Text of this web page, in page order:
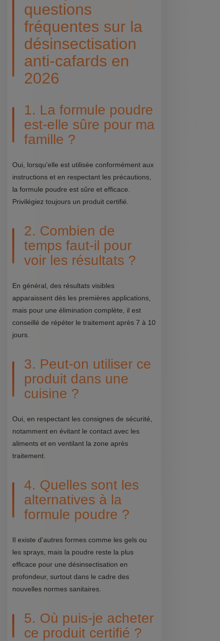
questions
fréquentes sur la
désinsectisation
anti-cafards en
2026
1. La formule poudre
est-elle sûre pour ma
famille ?
Oui, lorsqu'elle est utilisée conformément aux
instructions et en respectant les précautions,
la formule poudre est sûre et efficace.
Privilégiez toujours un produit certifié.
2. Combien de
temps faut-il pour
voir les résultats ?
En général, des résultats visibles
apparaissent dès les premières applications,
mais pour une élimination complète, il est
conseillé de répéter le traitement après 7 à 10
jours.
3. Peut-on utiliser ce
produit dans une
cuisine ?
Oui, en respectant les consignes de sécurité,
notamment en évitant le contact avec les
aliments et en ventilant la zone après
traitement.
4. Quelles sont les
alternatives à la
formule poudre ?
Il existe d'autres formes comme les gels ou
les sprays, mais la poudre reste la plus
efficace pour une désinsectisation en
profondeur, surtout dans le cadre des
nouvelles normes sanitaires.
5. Où puis-je acheter
ce produit certifié ?